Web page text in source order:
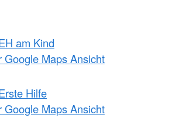
am Kind
Google Maps Ansicht
Hilfe
Google Maps Ansicht